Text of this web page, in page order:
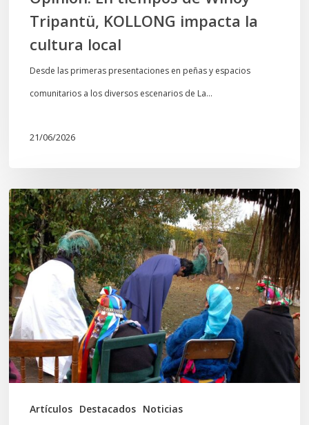
Tripantü, KOLLONG impacta la
cultura local
Desde las primeras presentaciones en peñas y espacios
comunitarios a los diversos escenarios de La…
21/06/2026
Artículos Destacados Noticias
Conmemoración
del
Wiñoy
Tripantü
y
la
Sociedad
Mapuche
Ancestral